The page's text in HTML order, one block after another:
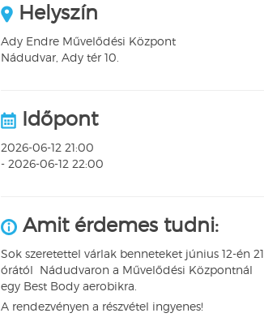
Helyszín
Ady Endre Művelődési Központ
Nádudvar, Ady tér 10.
Időpont
2026-06-12 21:00
- 2026-06-12 22:00
Amit érdemes tudni:
Sok szeretettel várlak benneteket június 12-én 21
órától Nádudvaron a Művelődési Központnál
egy Best Body aerobikra.
A rendezvényen a részvétel ingyenes!